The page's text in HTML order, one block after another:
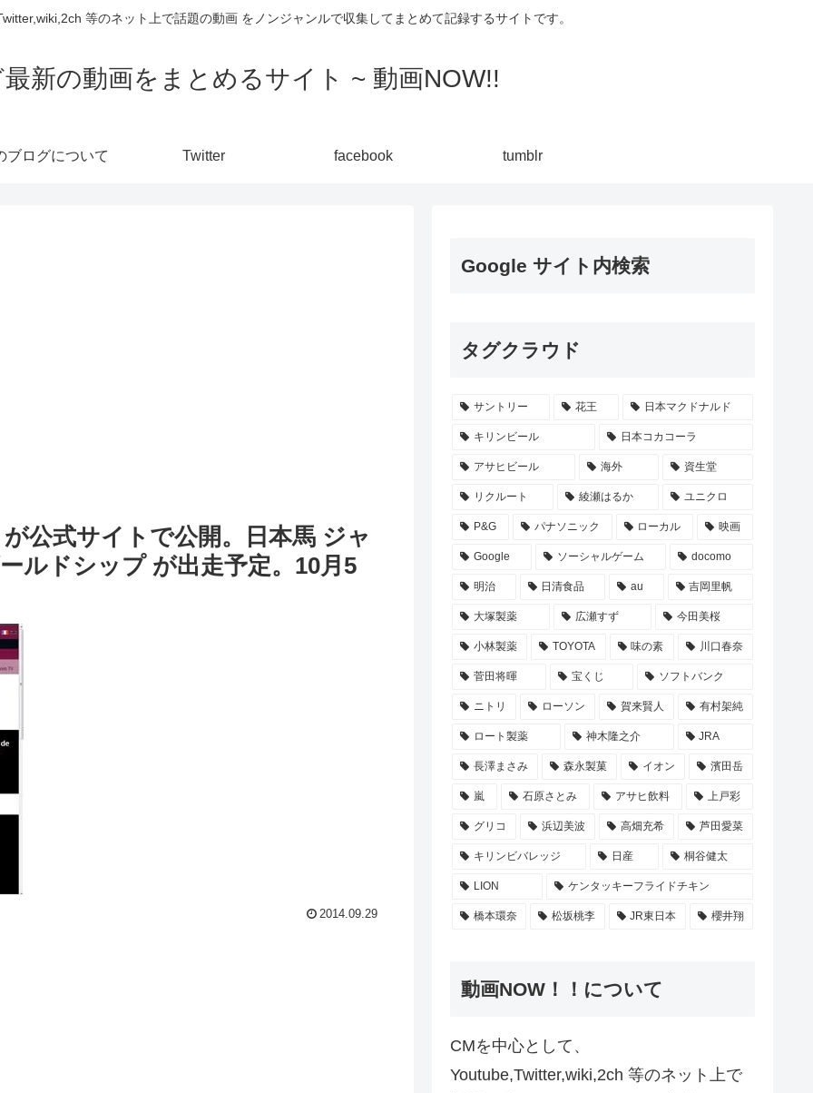
等のネット上で話題の動画 をノンジャンルで収集してまとめて記録するサイトです。
新の動画をまとめるサイト ~ 動画NOW!!
ブログについて Twitter facebook tumblr
公式サイトで公開。日本馬 ジャ
ルドシップ が出走予定。10月5
2014.09.29
Google サイト内検索
タグクラウド
サントリー 花王 日本マクドナルド
キリンビール 日本コカコーラ
アサヒビール 海外 資生堂
リクルート 綾瀬はるか ユニクロ
P&G パナソニック ローカル 映画
Google ソーシャルゲーム docomo
明治 日清食品 au 吉岡里帆
大塚製薬 広瀬すず 今田美桜
小林製薬 TOYOTA 味の素 川口春奈
菅田将暉 宝くじ ソフトバンク
ニトリ ローソン 賀来賢人 有村架純
ロート製薬 神木隆之介 JRA
長澤まさみ 森永製菓 イオン 濱田岳
嵐 石原さとみ アサヒ飲料 上戸彩
グリコ 浜辺美波 高畑充希 芦田愛菜
キリンビバレッジ 日産 桐谷健太
LION ケンタッキーフライドチキン
橋本環奈 松坂桃李 JR東日本 櫻井翔
動画NOW！！について
CMを中心として、
Youtube,Twitter,wiki,2ch 等のネット上で